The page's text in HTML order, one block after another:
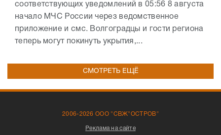
соответствующих уведомлений в 05:56 8 августа
начало МЧС России через ведомственное
приложение и смс. Волгоградцы и гости региона
теперь могут покинуть укрытия,...
СМОТРЕТЬ ЕЩЁ
2006-2026 ООО "СВЖ"ОСТРОВ"
Реклама на сайте